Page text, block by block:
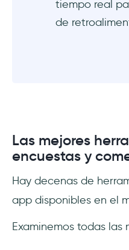
tiempo real
de
Las mejores
encuestas y
Hay decenas de
app disponibles en el
Examinemos todas las